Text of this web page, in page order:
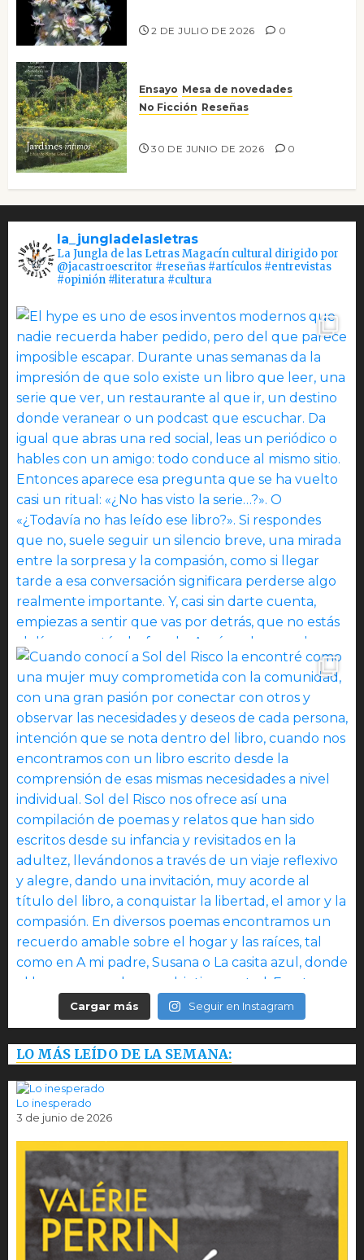
2 DE JULIO DE 2026 0
Ensayo Mesa de novedades
No Ficción Reseñas
30 DE JUNIO DE 2026 0
la_jungladelasletras
La Jungla de las Letras Magacín cultural dirigido por
@jacastroescritor #reseñas #artículos #entrevistas
#opinión #literatura #cultura
Cargar más Seguir en Instagram
LO MÁS LEÍDO DE LA SEMANA:
Lo inesperado
3 de junio de 2026